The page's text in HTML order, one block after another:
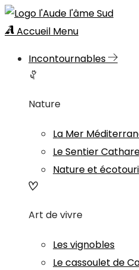
Accueil Menu
Incontournables
Nature
La Mer
Le Sentier
Nature et
Art de vivre
Les vignobles
Le cassoulet de